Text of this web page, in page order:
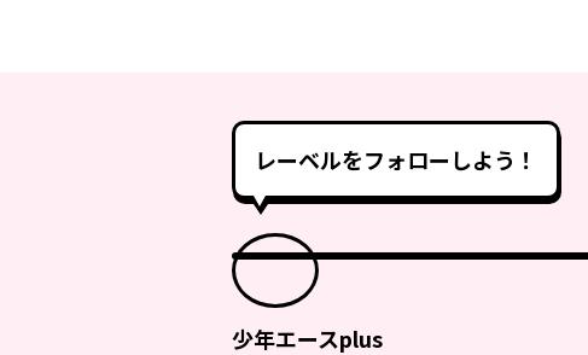
レーベルをフォローしよう！
少年エースplus